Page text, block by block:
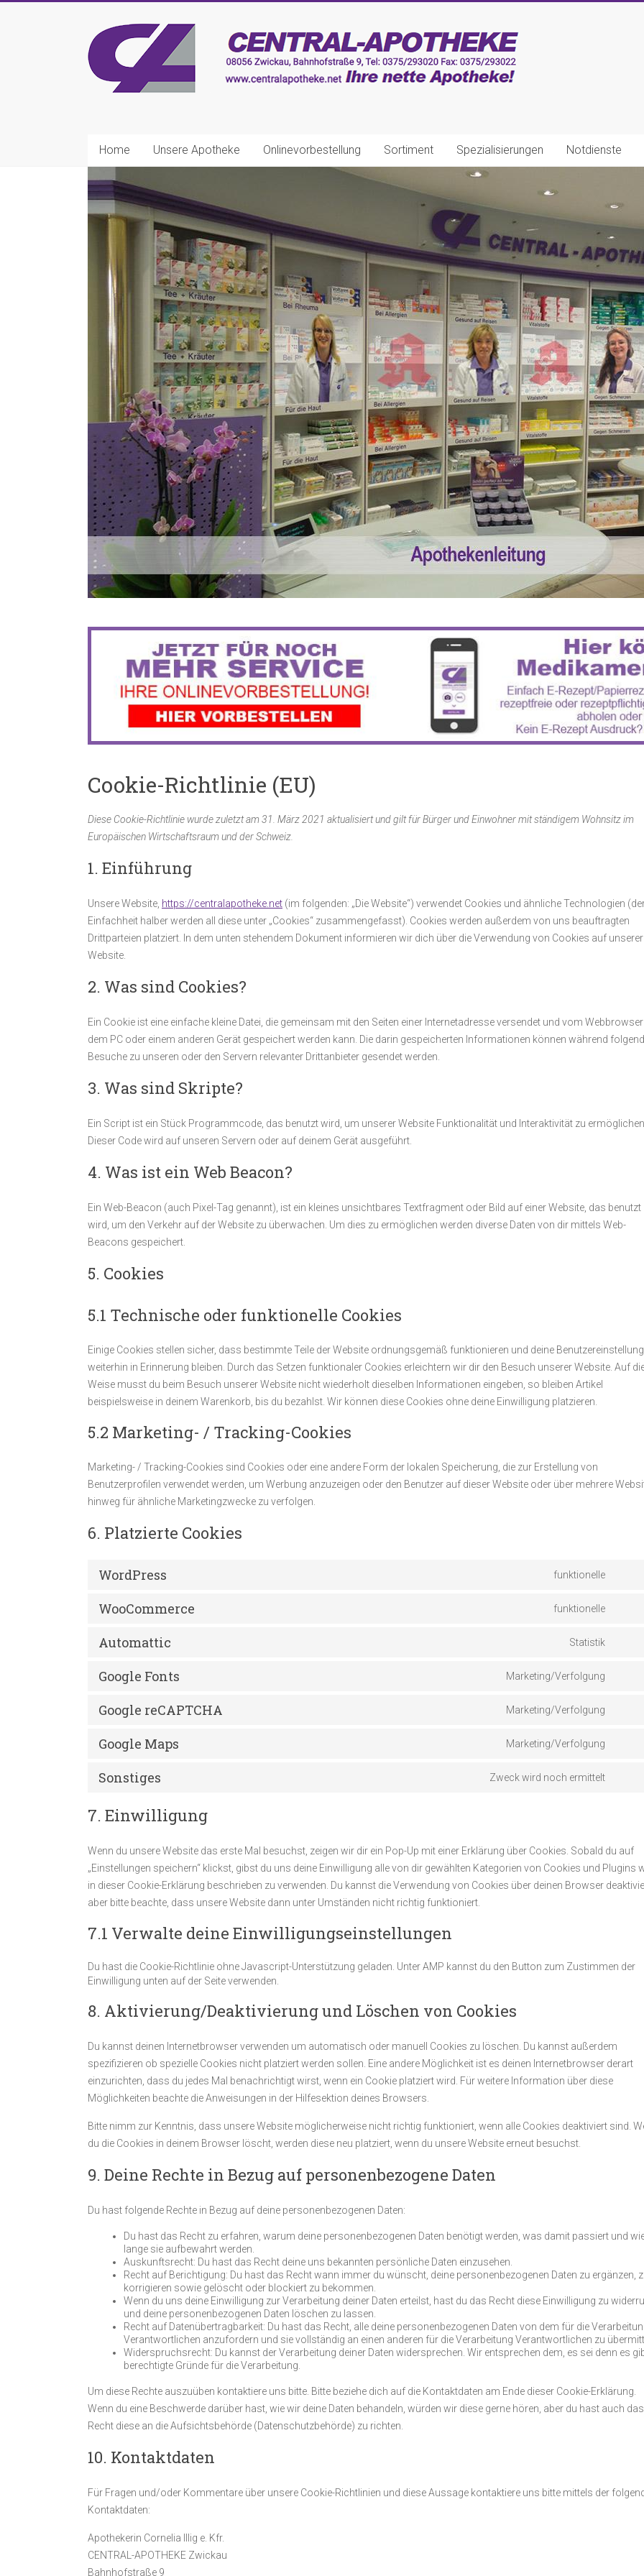
CENTRAL-
APOTHEKE
Zwickau
netteHome Unsere Apotheke Onlinevorbestellung Sortiment Spezialisierungen Notdienste
BIS ZU 55% RABATT AUF REZEPTFREIE
5% TREUEBONUS MIT KUNDENKARTE
Cookie-Richtlinie (EU)
Diese Cookie-Richtlinie wurde zuletzt am 31. März 2021 aktualisiert und gilt für Bürger und Einwohner mit ständigem Wohnsitz im
Europäischen Wirtschaftsraum und der Schweiz.
1. Einführung
Unsere Website, https://centralapotheke.net (im folgenden: „Die Website“) verwendet Cookies und ähnliche Technologien
Einfachheit halber werden all diese unter „Cookies“ zusammengefasst). Cookies werden außerdem von uns beauftragten
Drittparteien platziert. In dem unten stehendem Dokument informieren wir dich über die Verwendung von Cookies auf unserer
Website.
2. Was sind Cookies?
Ein Cookie ist eine einfache kleine Datei, die gemeinsam mit den Seiten einer Internetadresse versendet und vom
dem PC oder einem anderen Gerät gespeichert werden kann. Die darin gespeicherten Informationen können während
Besuche zu unseren oder den Servern relevanter Drittanbieter gesendet werden.
3. Was sind Skripte?
Ein Script ist ein Stück Programmcode, das benutzt wird, um unserer Website Funktionalität und Interaktivität zu
Dieser Code wird auf unseren Servern oder auf deinem Gerät ausgeführt.
4. Was ist ein Web Beacon?
Ein Web-Beacon (auch Pixel-Tag genannt), ist ein kleines unsichtbares Textfragment oder Bild auf einer Website, das benutzt
wird, um den Verkehr auf der Website zu überwachen. Um dies zu ermöglichen werden diverse Daten von dir mittels Web-
Beacons gespeichert.
5. Cookies
5.1 Technische oder funktionelle Cookies
Einige Cookies stellen sicher, dass bestimmte Teile der Website ordnungsgemäß funktionieren und deine
weiterhin in Erinnerung bleiben. Durch das Setzen funktionaler Cookies erleichtern wir dir den Besuch unserer Website. Auf
Weise musst du beim Besuch unserer Website nicht wiederholt dieselben Informationen eingeben, so bleiben Artikel
beispielsweise in deinem Warenkorb, bis du bezahlst. Wir können diese Cookies ohne deine Einwilligung platzieren.
5.2 Marketing- / Tracking-Cookies
Marketing- / Tracking-Cookies sind Cookies oder eine andere Form der lokalen Speicherung, die zur Erstellung von
Benutzerprofilen verwendet werden, um Werbung anzuzeigen oder den Benutzer auf dieser Website oder über mehrere
hinweg für ähnliche Marketingzwecke zu verfolgen.
6. Platzierte Cookies
WordPress funktionelle
WooCommerce funktionelle
Automattic Statistik
Google Fonts Marketing/Verfolgung
Google reCAPTCHA Marketing/Verfolgung
Google Maps Marketing/Verfolgung
Sonstiges Zweck wird noch ermittelt
7. Einwilligung
Wenn du unsere Website das erste Mal besuchst, zeigen wir dir ein Pop-Up mit einer Erklärung über Cookies. Sobald du auf
„Einstellungen speichern“ klickst, gibst du uns deine Einwilligung alle von dir gewählten Kategorien von Cookies und Plugins
in dieser Cookie-Erklärung beschrieben zu verwenden. Du kannst die Verwendung von Cookies über deinen Browser
aber bitte beachte, dass unsere Website dann unter Umständen nicht richtig funktioniert.
7.1 Verwalte deine Einwilligungseinstellungen
Du hast die Cookie-Richtlinie ohne Javascript-Unterstützung geladen. Unter AMP kannst du den Button zum Zustimmen der
Einwilligung unten auf der Seite verwenden.
8. Aktivierung/Deaktivierung und Löschen von Cookies
Du kannst deinen Internetbrowser verwenden um automatisch oder manuell Cookies zu löschen. Du kannst außerdem
spezifizieren ob spezielle Cookies nicht platziert werden sollen. Eine andere Möglichkeit ist es deinen Internetbrowser derart
einzurichten, dass du jedes Mal benachrichtigt wirst, wenn ein Cookie platziert wird. Für weitere Information über diese
Möglichkeiten beachte die Anweisungen in der Hilfesektion deines Browsers.
Bitte nimm zur Kenntnis, dass unsere Website möglicherweise nicht richtig funktioniert, wenn alle Cookies deaktiviert sind.
du die Cookies in deinem Browser löscht, werden diese neu platziert, wenn du unsere Website erneut besuchst.
9. Deine Rechte in Bezug auf personenbezogene Daten
Du hast folgende Rechte in Bezug auf deine personenbezogenen Daten:
Du hast das Recht zu erfahren, warum deine personenbezogenen Daten benötigt werden, was damit passiert und
lange sie aufbewahrt werden.
Auskunftsrecht: Du hast das Recht deine uns bekannten persönliche Daten einzusehen.
Recht auf Berichtigung: Du hast das Recht wann immer du wünscht, deine personenbezogenen Daten zu ergänzen,
korrigieren sowie gelöscht oder blockiert zu bekommen.
Wenn du uns deine Einwilligung zur Verarbeitung deiner Daten erteilst, hast du das Recht diese Einwilligung zu
und deine personenbezogenen Daten löschen zu lassen.
Recht auf Datenübertragbarkeit: Du hast das Recht, alle deine personenbezogenen Daten von dem für die
Verantwortlichen anzufordern und sie vollständig an einen anderen für die Verarbeitung Verantwortlichen zu
Widerspruchsrecht: Du kannst der Verarbeitung deiner Daten widersprechen. Wir entsprechen dem, es sei denn es
berechtigte Gründe für die Verarbeitung.
Um diese Rechte auszuüben kontaktiere uns bitte. Bitte beziehe dich auf die Kontaktdaten am Ende dieser Cookie-Erklärung.
Wenn du eine Beschwerde darüber hast, wie wir deine Daten behandeln, würden wir diese gerne hören, aber du hast auch das
Recht diese an die Aufsichtsbehörde (Datenschutzbehörde) zu richten.
10. Kontaktdaten
Für Fragen und/oder Kommentare über unsere Cookie-Richtlinien und diese Aussage kontaktiere uns bitte mittels der
Kontaktdaten:
Apothekerin Cornelia Illig e. Kfr.
CENTRAL-APOTHEKE Zwickau
Bahnhofstraße 9